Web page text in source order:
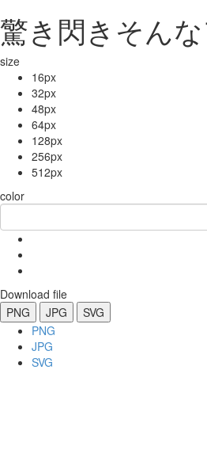
驚き閃きそん
size
16px
32px
48px
64px
128px
256px
512px
color
Download file
PNG
JPG
SVG
PNG
JPG
SVG